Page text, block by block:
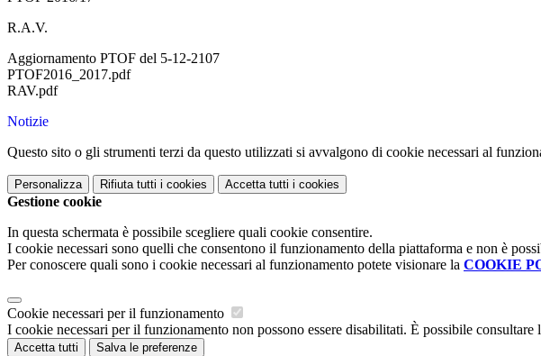
R.A.V.
Aggiornamento PTOF del 5-12-2107
PTOF2016_2017.pdf
RAV.pdf
Notizie
Questo sito o gli strumenti terzi da questo utilizzati si avvalgono di cookie necessari al
Personalizza Rifiuta tutti i cookies Accetta tutti i cookies
Gestione cookie
In questa schermata è possibile scegliere quali cookie consentire.
I cookie necessari sono quelli che consentono il funzionamento della piattaforma e non è
Per conoscere quali sono i cookie necessari al funzionamento potete visionare la COOKIE
Cookie necessari per il funzionamento
I cookie necessari per il funzionamento non possono essere disabilitati. È possibile
Accetta tutti Salva le preferenze